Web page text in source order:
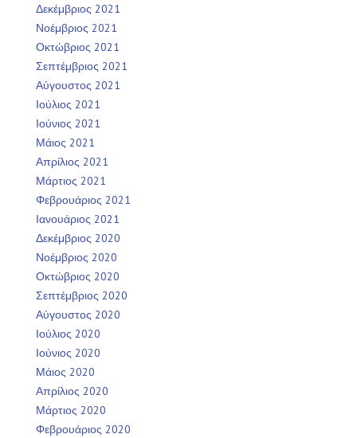
Δεκέμβριος 2021
Νοέμβριος 2021
Οκτώβριος 2021
Σεπτέμβριος 2021
Αύγουστος 2021
Ιούλιος 2021
Ιούνιος 2021
Μάιος 2021
Απρίλιος 2021
Μάρτιος 2021
Φεβρουάριος 2021
Ιανουάριος 2021
Δεκέμβριος 2020
Νοέμβριος 2020
Οκτώβριος 2020
Σεπτέμβριος 2020
Αύγουστος 2020
Ιούλιος 2020
Ιούνιος 2020
Μάιος 2020
Απρίλιος 2020
Μάρτιος 2020
Φεβρουάριος 2020